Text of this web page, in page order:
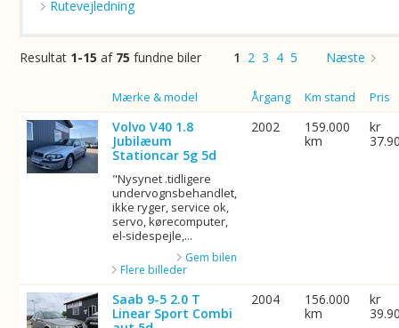
Rutevejledning
1 2 3 4 5 Næste
Resultat 1-15 af 75 fundne biler
Mærke & model Årgang Km stand Pris
Volvo V40 1.8
Jubilæum
Stationcar 5g 5d
"Nysynet .tidligere
undervognsbehandlet,
ikke ryger, service ok,
servo, kørecomputer,
el-sidespejle,...
Gem bilen
Flere billeder
2002
159.000
km
kr
Saab 9-5 2.0 T
Linear Sport Combi
2004
156.000
km
kr